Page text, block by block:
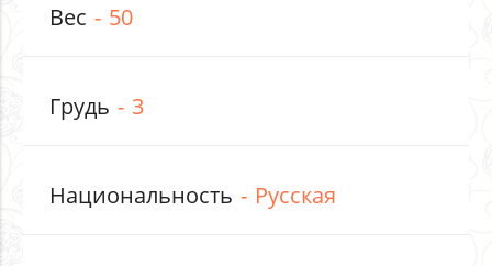
Вес 50
Грудь 3
Национальность Русская